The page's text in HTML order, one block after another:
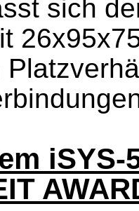
sich
iSYS-